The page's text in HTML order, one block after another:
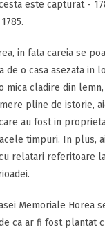
este capturat -
in fata careia se
de o casa asezata in
mica cladire din
pline de istorie,
au fost in
timpuri. In plus,
relatari referitoare
Memoriale Horea
ca ar fi fost plantat